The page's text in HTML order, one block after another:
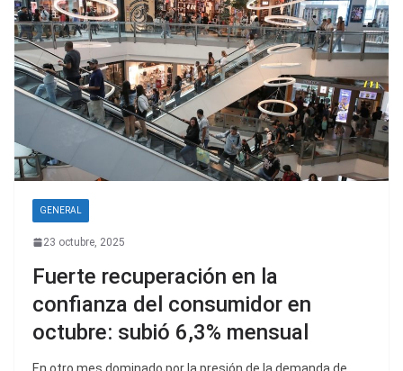
GENERAL
23 octubre, 2025
Fuerte recuperación en la
confianza del consumidor en
octubre: subió 6,3% mensual
En otro mes dominado por la presión de la demanda de